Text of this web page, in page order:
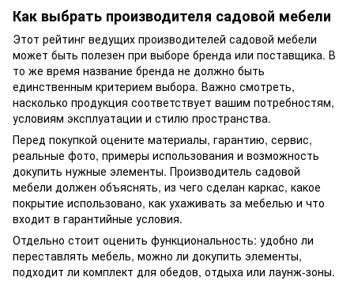
Как выбрать производителя садовой мебели
Этот рейтинг ведущих производителей садовой мебели
может быть полезен при выборе бренда или поставщика. В
то же время название бренда не должно быть
единственным критерием выбора. Важно смотреть,
насколько продукция соответствует вашим потребностям,
условиям эксплуатации и стилю пространства.
Перед покупкой оцените материалы, гарантию, сервис,
реальные фото, примеры использования и возможность
докупить нужные элементы. Производитель садовой
мебели должен объяснять, из чего сделан каркас, какое
покрытие использовано, как ухаживать за мебелью и что
входит в гарантийные условия.
Отдельно стоит оценить функциональность: удобно ли
переставлять мебель, можно ли докупить элементы,
подходит ли комплект для обедов, отдыха или лаунж-зоны.